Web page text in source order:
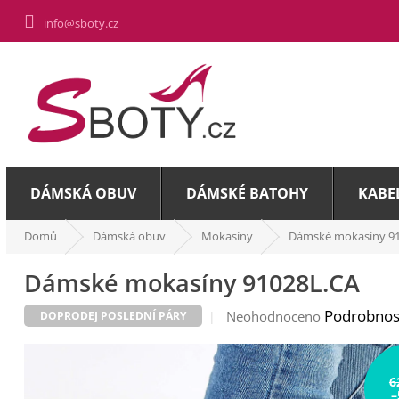
obsah
info@sboty.cz
DÁMSKÁ OBUV DÁMSKÉ BATOHY
Domů Dámská obuv Mokasíny Dámské mokasíny
Dámské mokasíny 91028L.CA
DOPRODEJ POSLEDNÍ PÁRY
Průměrné
produktu
je
0,0
Neohodnoceno